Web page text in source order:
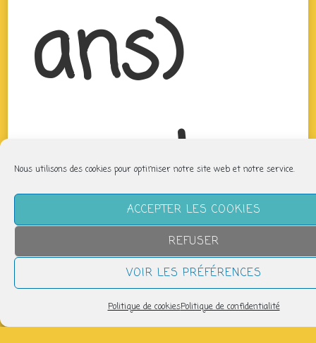
Nous utilisons des cookies pour optimiser notre site web et notre service.
ACCEPTER LES COOKIES
REFUSER
VOIR LES PRÉFÉRENCES
Politique de cookiesPolitique de confidentialité
ans)
sur le
thème